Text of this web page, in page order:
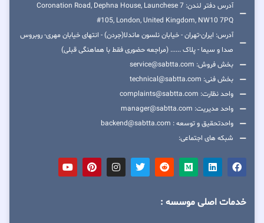
آدرس دفتر لندن: 7 Coronation Road, Dephna House, Launchese
#105, London, United Kingdom, NW10 7PQ
آدرس: ایران-تهران - خیابان نلسون ماندلا(جردن) - انتهای خیابان مهری- روبروس
صدا و سیما - پلاک ...... (مراجعه حضوری فقط با هماهنگی قبلی)
بخش فروش: service@sabtta.com
بخش فنی: technical@sabtta.com
واحد نظارت: complaints@sabtta.com
واحد مدیریت: manager@sabtta.com
واحدتحقیق و توسعه : backend@sabtta.com
شبکه های اجتماعی:
خدمات اصلی موسسه :